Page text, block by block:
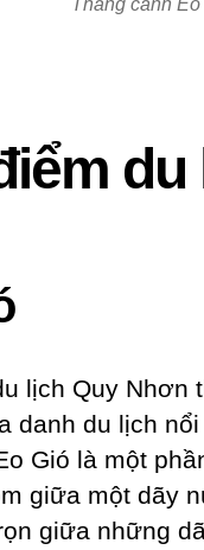
lịch Quy Nhơn
danh du lịch
Gió là một
giữa một dãy
giữa những